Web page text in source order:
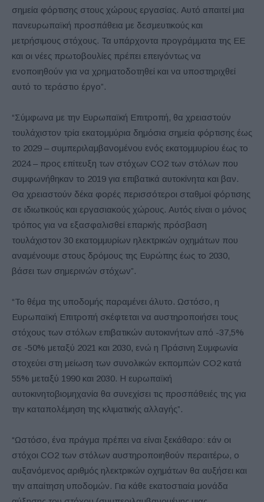
σημεία φόρτισης στους χώρους εργασίας. Αυτό απαιτεί μια
πανευρωπαϊκή προσπάθεια με δεσμευτικούς και
μετρήσιμους στόχους. Τα υπάρχοντα προγράμματα της ΕΕ
και οι νέες πρωτοβουλίες πρέπει επειγόντως να
ενοποιηθούν για να χρηματοδοτηθεί και να υποστηριχθεί
αυτό το τεράστιο έργο”.
“Σύμφωνα με την Ευρωπαϊκή Επιτροπή, θα χρειαστούν
τουλάχιστον τρία εκατομμύρια δημόσια σημεία φόρτισης έως
το 2029 – συμπεριλαμβανομένου ενός εκατομμυρίου έως το
2024 – προς επίτευξη των στόχων CO2 των στόλων που
συμφωνήθηκαν το 2019 για επιβατικά αυτοκίνητα και βαν.
Θα χρειαστούν δέκα φορές περισσότεροι σταθμοί φόρτισης
σε ιδιωτικούς και εργασιακούς χώρους. Αυτός είναι ο μόνος
τρόπος για να εξασφαλισθεί επαρκής πρόσβαση
τουλάχιστον 30 εκατομμυρίων ηλεκτρικών οχημάτων που
αναμένουμε στους δρόμους της Ευρώπης έως το 2030,
βάσει των σημερινών στόχων”.
“Το θέμα της υποδομής παραμένει άλυτο. Ωστόσο, η
Ευρωπαϊκή Επιτροπή σκέφτεται να αυστηροποιήσει τους
στόχους των στόλων επιβατικών αυτοκινήτων από -37,5%
σε -50% μεταξύ 2021 και 2030, ενώ η Πράσινη Συμφωνία
στοχεύει στη μείωση των συνολικών εκπομπών CO2 κατά
55% μεταξύ 1990 και 2030. Η ευρωπαϊκή
αυτοκινητοβιομηχανία θα συνεχίσει τις προσπάθειές της για
την καταπολέμηση της κλιματικής αλλαγής”.
“Ωστόσο, ένα πράγμα πρέπει να είναι ξεκάθαρο: εάν οι
στόχοι CO2 των στόλων αυστηροποιηθούν περαιτέρω, ο
αυξανόμενος αριθμός ηλεκτρικών οχημάτων θα αυξήσει και
την απαίτηση υποδομών. Για κάθε εκατοστιαία μονάδα